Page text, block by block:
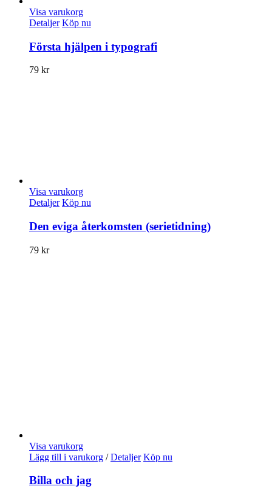
Visa varukorg
Detaljer Köp nu
Första hjälpen i typografi
79 kr
Visa varukorg
Detaljer Köp nu
Den eviga återkomsten (serietidning)
79 kr
Visa varukorg
Lägg till i varukorg / Detaljer Köp nu
Billa och jag